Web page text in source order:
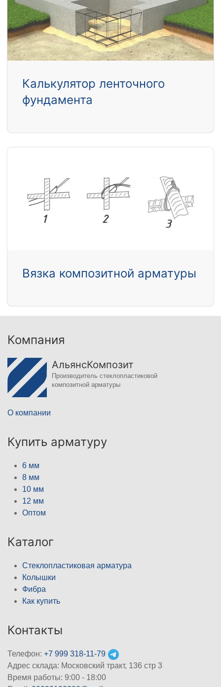
Калькулятор ленточного
фундамента
Вязка композитной арматуры
Компания
АльянсКомпозит
Производитель стеклопластиковой
композитной арматуры
О компании
Купить арматуру
6 мм
8 мм
10 мм
12 мм
Оптом
Каталог
Стеклопластиковая арматура
Колышки
Фибра
Как купить
Контакты
Телефон: +7 999 318-11-79
Адрес склада: Московский тракт, 136 стр 3
Время работы: 9:00 - 18:00